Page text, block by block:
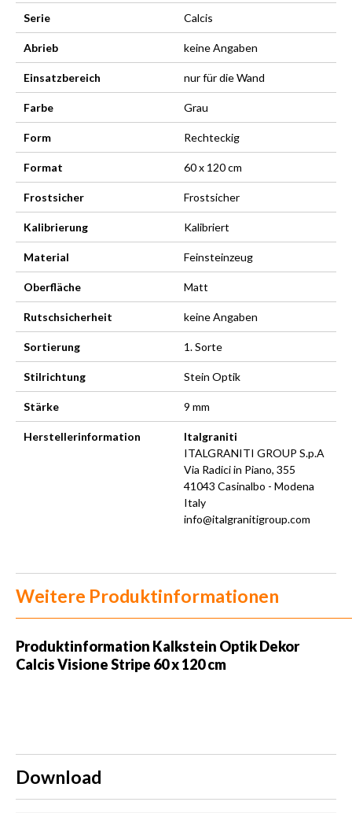
Serie Calcis
Abrieb keine Angaben
Einsatzbereich nur für die Wand
Farbe Grau
Form Rechteckig
Format 60 x 120 cm
Frostsicher Frostsicher
Kalibrierung Kalibriert
Material Feinsteinzeug
Oberfläche Matt
Rutschsicherheit keine Angaben
Sortierung 1. Sorte
Stilrichtung Stein Optik
Stärke 9 mm
Herstellerinformation
Italgraniti
ITALGRANITI GROUP S.p.A
Via Radici in Piano, 355
41043 Casinalbo - Modena
Italy
info@italgranitigroup.com
Weitere Produktinformationen
Produktinformation Kalkstein Optik Dekor
Calcis Visione Stripe 60 x 120 cm
Download